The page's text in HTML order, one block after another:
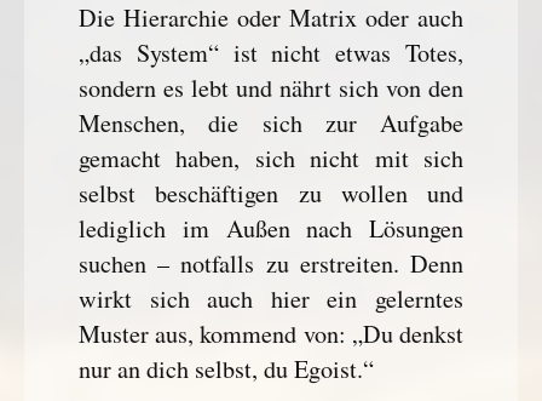
Die Hierarchie oder Matrix oder auch
„das System“ ist nicht etwas Totes,
sondern es lebt und nährt sich von den
Menschen, die sich zur Aufgabe
gemacht haben, sich nicht mit sich
selbst beschäftigen zu wollen und
lediglich im Außen nach Lösungen
suchen – notfalls zu erstreiten. Denn
wirkt sich auch hier ein gelerntes
Muster aus, kommend von: „Du denkst
nur an dich selbst, du Egoist.“